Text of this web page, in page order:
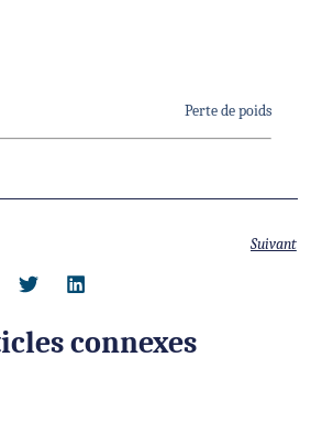
Perte de poids
Suivant
connexes